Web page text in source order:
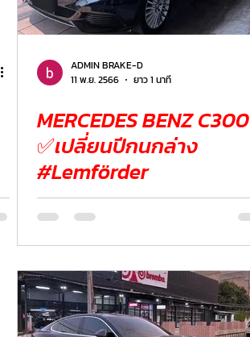
ADMIN BRAKE-D
11 พ.ย. 2566
ยาว 1 นาที
MERCEDES BENZ C300
✅เปลี่ยนปีกนกล่าง
#Lemförder